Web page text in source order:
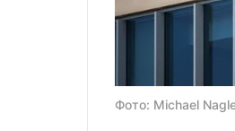
Фото: Michael